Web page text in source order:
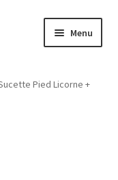
Menu
Pied Licorne +